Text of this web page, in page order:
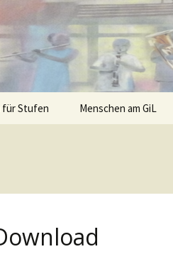
für Stufen Menschen am GiL